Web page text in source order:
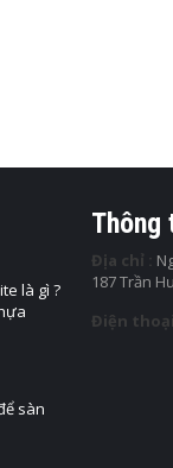
Tấm
ĐỌC
là gì ?
sàn
Thông
Địa chỉ :
187 Trần
Điện thoại: